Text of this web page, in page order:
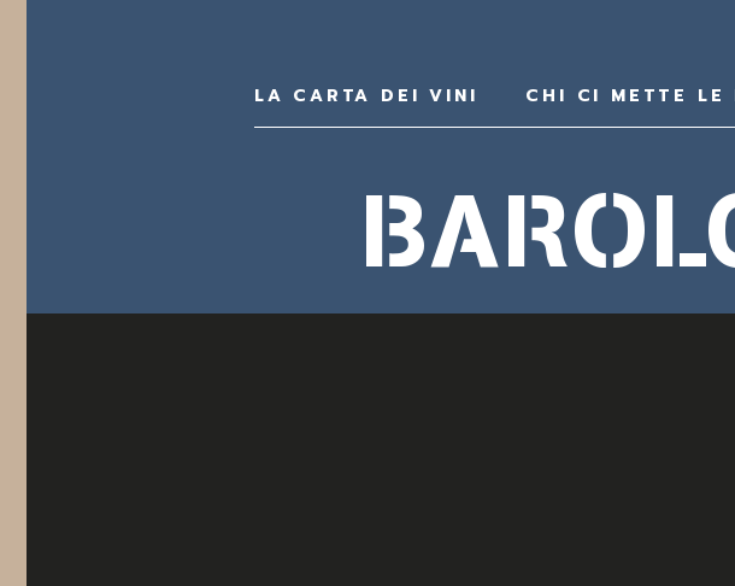
LA CARTA DEI VINI CHI CI METTE LE